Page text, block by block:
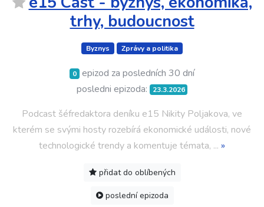
trhy, budoucnost
Byznys Zprávy a politika
0 epizod za posledních 30 dní
posledni epizoda:
23.3.2026
Podcast šéfredaktora deníku e15 Nikity Poljakova, ve
kterém se svými hosty rozebírá ekonomické události, nové
technologické trendy a komentuje témata, ... »
přidat do oblíbených
poslední epizoda